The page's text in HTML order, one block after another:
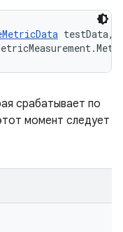
testData,
срабатывает по
момент следует